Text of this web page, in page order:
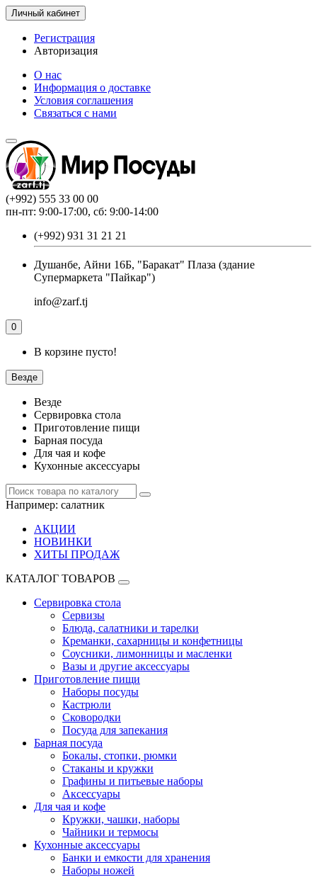
Личный кабинет
Регистрация
Авторизация
О нас
Информация о доставке
Условия соглашения
Связаться с нами
(+992) 555 33 00 00
пн-пт: 9:00-17:00, сб: 9:00-14:00
(+992) 931 31 21 21
Душанбе, Айни 16Б, "Баракат" Плаза (здание
Супермаркета "Пайкар")
info@zarf.tj
0
В корзине пусто!
Везде
Везде
Сервировка стола
Приготовление пищи
Барная посуда
Для чая и кофе
Кухонные аксессуары
Например: салатник
АКЦИИ
НОВИНКИ
ХИТЫ ПРОДАЖ
КАТАЛОГ ТОВАРОВ
Сервировка стола
Сервизы
Блюда, салатники и тарелки
Креманки, сахарницы и конфетницы
Соусники, лимонницы и масленки
Вазы и другие аксессуары
Приготовление пищи
Наборы посуды
Кастрюли
Сковородки
Посуда для запекания
Барная посуда
Бокалы, стопки, рюмки
Стаканы и кружки
Графины и питьевые наборы
Аксессуары
Для чая и кофе
Кружки, чашки, наборы
Чайники и термосы
Кухонные аксессуары
Банки и емкости для хранения
Наборы ножей